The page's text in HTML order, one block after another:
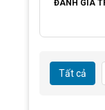
Xe đạp QT
động khi bé
Khung và
ĐÁNH GIÁ
Tất cả